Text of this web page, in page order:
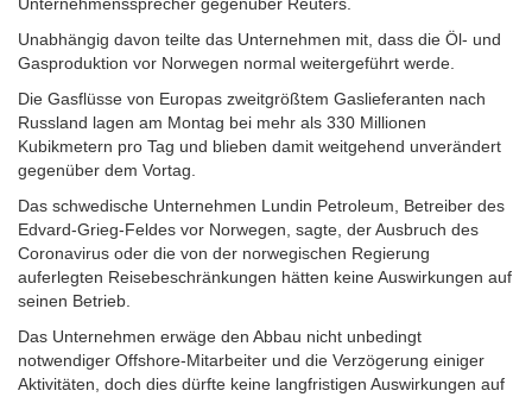
Unabhängig davon teilte das Unternehmen mit, dass die Öl- und
Gasproduktion vor Norwegen normal weitergeführt werde.
Die Gasflüsse von Europas zweitgrößtem Gaslieferanten nach
Russland lagen am Montag bei mehr als 330 Millionen
Kubikmetern pro Tag und blieben damit weitgehend unverändert
gegenüber dem Vortag.
Das schwedische Unternehmen Lundin Petroleum, Betreiber des
Edvard-Grieg-Feldes vor Norwegen, sagte, der Ausbruch des
Coronavirus oder die von der norwegischen Regierung
auferlegten Reisebeschränkungen hätten keine Auswirkungen auf
seinen Betrieb.
Das Unternehmen erwäge den Abbau nicht unbedingt
notwendiger Offshore-Mitarbeiter und die Verzögerung einiger
Aktivitäten, doch dies dürfte keine langfristigen Auswirkungen auf